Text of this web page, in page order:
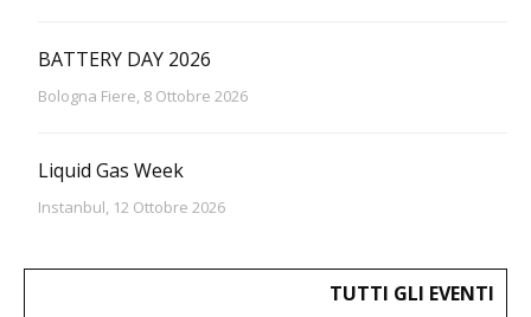
BATTERY DAY 2026
Bologna Fiere, 8 Ottobre 2026
Liquid Gas Week
Instanbul, 12 Ottobre 2026
TUTTI GLI EVENTI